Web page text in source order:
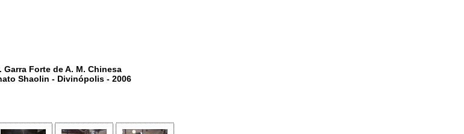
Garra Forte de A. M. Chinesa
Shaolin - Divinópolis - 2006